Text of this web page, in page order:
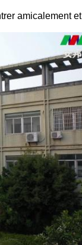
amicalement